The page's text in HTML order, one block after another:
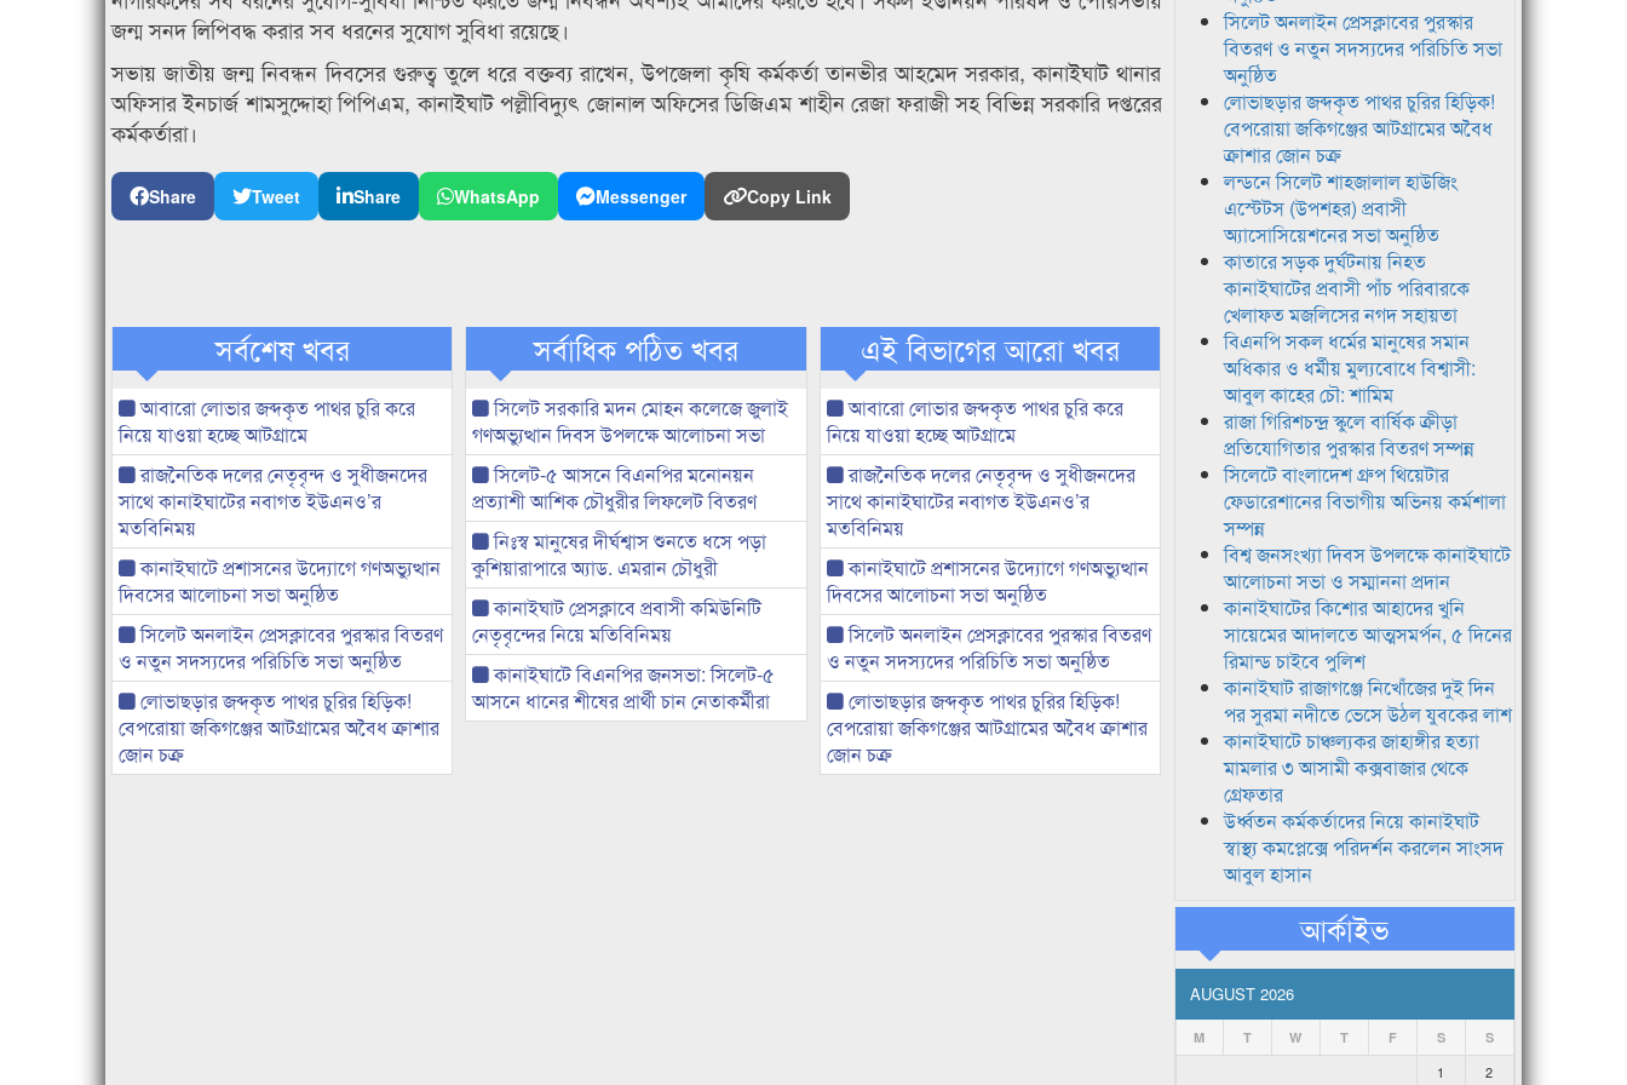
জন্ম সনদ লিপিবদ্ধ করার সব ধরনের সুযোগ সুবিধা রয়েছে।
সভায় জাতীয় জন্ম নিবন্ধন দিবসের গুরুত্ব তুলে ধরে বক্তব্য রাখেন, উপজেলা কৃষি কর্মকর্তা তানভীর আহমেদ সরকার, কানাইঘাট থানার
অফিসার ইনচার্জ শামসুদ্দোহা পিপিএম, কানাইঘাট পল্লীবিদ্যুৎ জোনাল অফিসের ডিজিএম শাহীন রেজা ফরাজী সহ বিভিন্ন সরকারি দপ্তরের
কর্মকর্তারা।
Share Tweet Share WhatsApp Messenger Copy Link
সর্বশেষ খবর
আবারো লোভার জব্দকৃত পাথর চুরি করে
নিয়ে যাওয়া হচ্ছে আটগ্রামে
রাজনৈতিক দলের নেতৃবৃন্দ ও সুধীজনদের
সাথে কানাইঘাটের নবাগত ইউএনও’র
মতবিনিময়
কানাইঘাটে প্রশাসনের উদ্যোগে গণঅভ্যুত্থান
দিবসের আলোচনা সভা অনুষ্ঠিত
সিলেট অনলাইন প্রেসক্লাবের পুরস্কার বিতরণ
ও নতুন সদস্যদের পরিচিতি সভা অনুষ্ঠিত
লোভাছড়ার জব্দকৃত পাথর চুরির হিড়িক!
বেপরোয়া জকিগঞ্জের আটগ্রামের অবৈধ ক্রাশার
জোন চক্র
সর্বাধিক পঠিত খবর
সিলেট সরকারি মদন মোহন কলেজে জুলাই
গণঅভ্যুত্থান দিবস উপলক্ষে আলোচনা সভা
সিলেট-৫ আসনে বিএনপির মনোনয়ন
প্রত্যাশী আশিক চৌধুরীর লিফলেট বিতরণ
নিঃস্ব মানুষের দীর্ঘশ্বাস শুনতে ধসে পড়া
কুশিয়ারাপারে অ্যাড. এমরান চৌধুরী
কানাইঘাট প্রেসক্লাবে প্রবাসী কমিউনিটি
নেতৃবৃন্দের নিয়ে মতিবিনিময়
কানাইঘাটে বিএনপির জনসভা: সিলেট-৫
আসনে ধানের শীষের প্রার্থী চান নেতাকর্মীরা
এই বিভাগের আরো খবর
আবারো লোভার জব্দকৃত পাথর চুরি করে
নিয়ে যাওয়া হচ্ছে আটগ্রামে
রাজনৈতিক দলের নেতৃবৃন্দ ও সুধীজনদের
সাথে কানাইঘাটের নবাগত ইউএনও’র
মতবিনিময়
কানাইঘাটে প্রশাসনের উদ্যোগে গণঅভ্যুত্থান
দিবসের আলোচনা সভা অনুষ্ঠিত
সিলেট অনলাইন প্রেসক্লাবের পুরস্কার বিতরণ
ও নতুন সদস্যদের পরিচিতি সভা অনুষ্ঠিত
লোভাছড়ার জব্দকৃত পাথর চুরির হিড়িক!
বেপরোয়া জকিগঞ্জের আটগ্রামের অবৈধ ক্রাশার
জোন চক্র
সিলেট অনলাইন প্রেসক্লাবের পুরস্কার
বিতরণ ও নতুন সদস্যদের পরিচিতি সভা
অনুষ্ঠিত
লোভাছড়ার জব্দকৃত পাথর চুরির হিড়িক!
বেপরোয়া জকিগঞ্জের আটগ্রামের অবৈধ
ক্রাশার জোন চক্র
লন্ডনে সিলেট শাহজালাল হাউজিং
এস্টেটস (উপশহর) প্রবাসী
অ্যাসোসিয়েশনের সভা অনুষ্ঠিত
কাতারে সড়ক দুর্ঘটনায় নিহত
কানাইঘাটের প্রবাসী পাঁচ পরিবারকে
খেলাফত মজলিসের নগদ সহায়তা
বিএনপি সকল ধর্মের মানুষের সমান
অধিকার ও ধর্মীয় মুল্যবোধে বিশ্বাসী:
আবুল কাহের চৌ: শামিম
রাজা গিরিশচন্দ্র স্কুলে বার্ষিক ক্রীড়া
প্রতিযোগিতার পুরস্কার বিতরণ সম্পন্ন
সিলেটে বাংলাদেশ গ্রুপ থিয়েটার
ফেডারেশানের বিভাগীয় অভিনয় কর্মশালা
সম্পন্ন
বিশ্ব জনসংখ্যা দিবস উপলক্ষে কানাইঘাটে
আলোচনা সভা ও সম্মাননা প্রদান
কানাইঘাটের কিশোর আহাদের খুনি
সায়েমের আদালতে আত্মসমর্পন, ৫ দিনের
রিমান্ড চাইবে পুলিশ
কানাইঘাট রাজাগঞ্জে নিখোঁজের দুই দিন
পর সুরমা নদীতে ভেসে উঠল যুবকের লাশ
কানাইঘাটে চাঞ্চল্যকর জাহাঙ্গীর হত্যা
মামলার ৩ আসামী কক্সবাজার থেকে
গ্রেফতার
উর্ধ্বতন কর্মকর্তাদের নিয়ে কানাইঘাট
স্বাস্থ্য কমপ্লেক্সে পরিদর্শন করলেন সাংসদ
আবুল হাসান
আর্কাইভ
AUGUST 2026
M T W T F S S
1
2